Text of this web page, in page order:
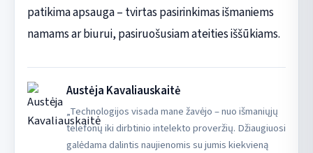
patikima apsauga – tvirtas pasirinkimas išmaniems
namams ar biurui, pasiruošusiam ateities iššūkiams.
Austėja Kavaliauskaitė
„Technologijos visada mane žavėjo – nuo išmaniųjų
telefonų iki dirbtinio intelekto proveržių. Džiaugiuosi
galėdama dalintis naujienomis su jumis kiekvieną